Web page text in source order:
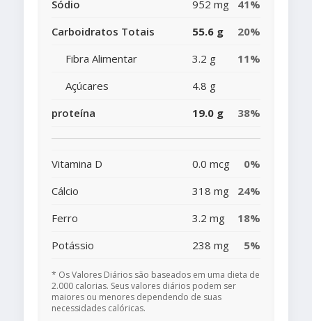
Sódio
952 mg
41%
Carboidratos Totais
55.6 g
20%
Fibra Alimentar
3.2 g
11%
Açúcares
4.8 g
proteína
19.0 g 38%
Vitamina D 0.0 mcg
0%
Cálcio
318 mg
24%
Ferro
3.2 mg
18%
Potássio
238 mg 5%
* Os Valores Diários são baseados em uma dieta de
2.000 calorias. Seus valores diários podem ser
maiores ou menores dependendo de suas
necessidades calóricas.